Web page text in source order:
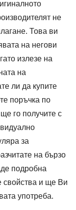
не
Това ви
на негови
излезе на
на
ли да купите
поръчка по
го получите с
за
на бързо
подробна
свойства и ще Ви
употреба.